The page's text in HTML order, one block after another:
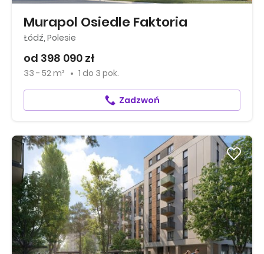
Murapol Osiedle Faktoria
Łódź, Polesie
od 398 090 zł
33 - 52 m² 1 do 3 pok.
Zadzwoń